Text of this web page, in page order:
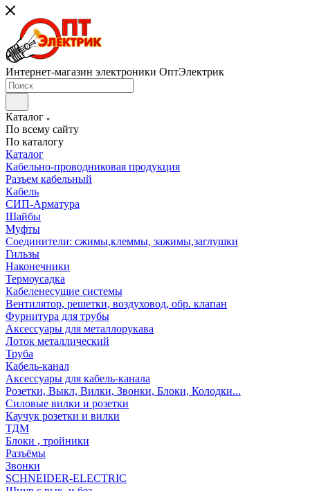
Интернет-магазин электроники ОптЭлектрик
Каталог
По всему сайту
По каталогу
Каталог
Кабельно-проводниковая продукция
Разъем кабельный
Кабель
СИП-Арматура
Шайбы
Муфты
Соединители: сжимы,клеммы, зажимы,заглушки
Гильзы
Наконечники
Термоусадка
Кабеленесущие системы
Вентилятор, решетки, воздуховод, обр. клапан
Фурнитура для трубы
Аксессуары для металлорукава
Лоток металлический
Труба
Кабель-канал
Аксессуары для кабель-канала
Розетки, Выкл, Вилки, Звонки, Блоки, Колодки...
Силовые вилки и розетки
Каучук розетки и вилки
ТДМ
Блоки , тройники
Разъёмы
Звонки
SCHNEIDER-ELECTRIC